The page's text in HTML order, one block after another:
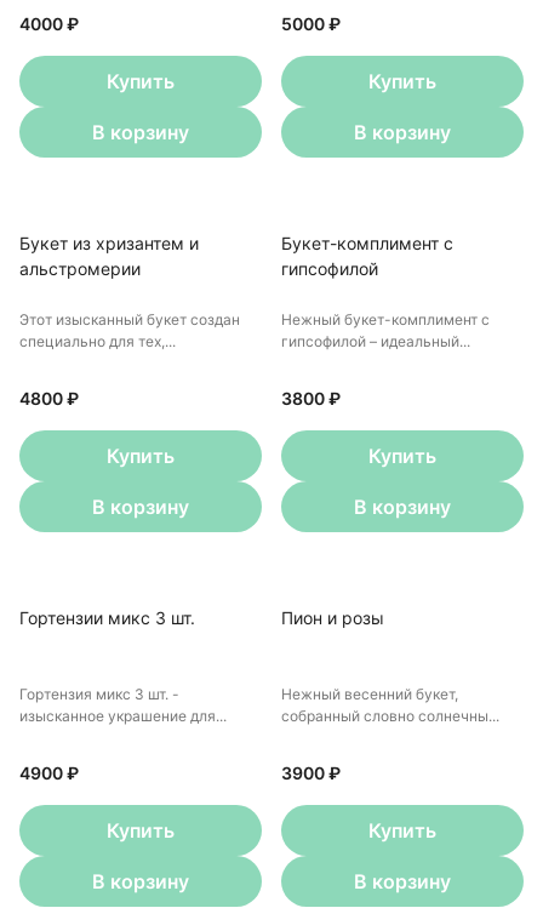
4000 ₽
Купить
В корзину
5000 ₽
Купить
В корзину
Букет из хризантем и
альстромерии
Этот изысканный букет создан
специально для тех,...
4800 ₽
Купить
В корзину
Букет-комплимент с
гипсофилой
Нежный букет-комплимент с
гипсофилой – идеальный...
3800 ₽
Купить
В корзину
Гортензии микс 3 шт.
Гортензия микс 3 шт. -
изысканное украшение для...
4900 ₽
Купить
В корзину
Пион и розы
Нежный весенний букет,
собранный словно солнечны...
3900 ₽
Купить
В корзину